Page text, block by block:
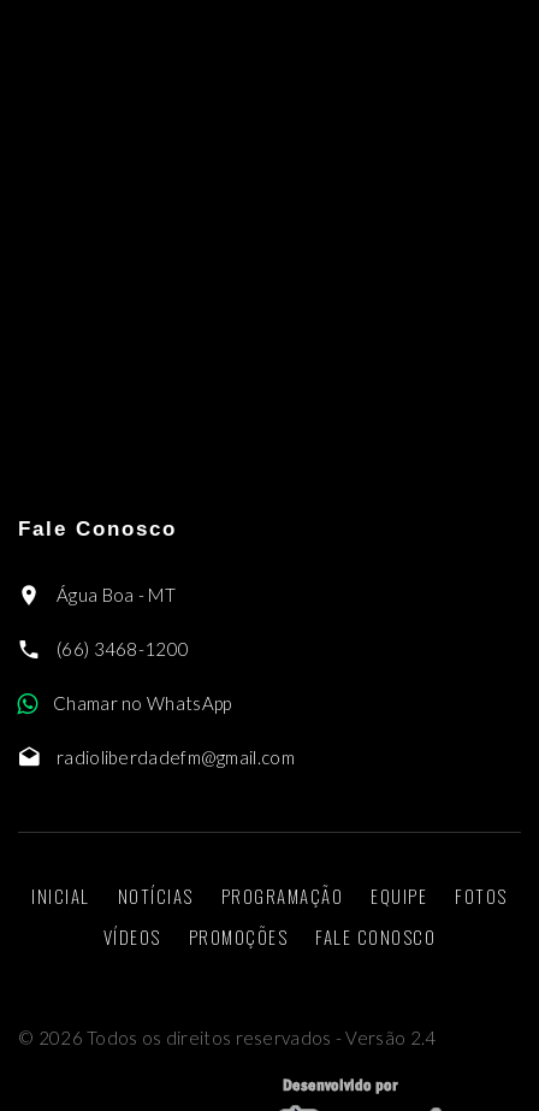
Fale Conosco
Água Boa - MT
(66) 3468-1200
Chamar no WhatsApp
radioliberdadefm@gmail.com
INICIAL NOTÍCIAS PROGRAMAÇÃO EQUIPE
FOTOS
VÍDEOS
PROMOÇÕES FALE CONOSCO
© 2026 Todos os direitos reservados - Versão 2.4